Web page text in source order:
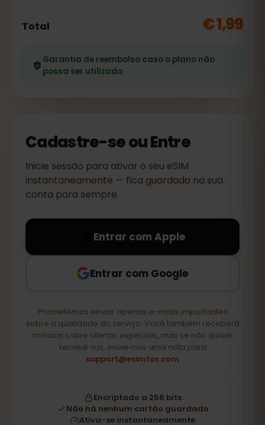
Total € 1,99
Garantia de reembolso caso o plano não
possa ser utilizado
Cadastre-se ou Entre
Inicie sessão para ativar o seu eSIM
instantaneamente — fica guardado na sua
conta para sempre.
Entrar com Apple
Entrar com Google
Prometemos enviar apenas e-mails importantes
sobre a qualidade do serviço. Você também receberá
notícias sobre ofertas especiais, mas se não quiser
recebê-las, envie-nos uma nota para
support@esimfox.com
Encriptado a 256 bits
Não há nenhum cartão guardado
Ativa-se instantaneamente